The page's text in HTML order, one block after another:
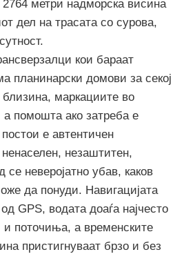
метри надморска висина
дел на трасата со сурова,
кои бараат
планинарски домови за секој
маркациите во
а помошта ако затреба е
е автентичен
незаштитен,
се неверојатно убав, каков
да понуди. Навигацијата
GPS, водата доаѓа најчесто
и поточиња, а временските
пристигнуваат брзо и без